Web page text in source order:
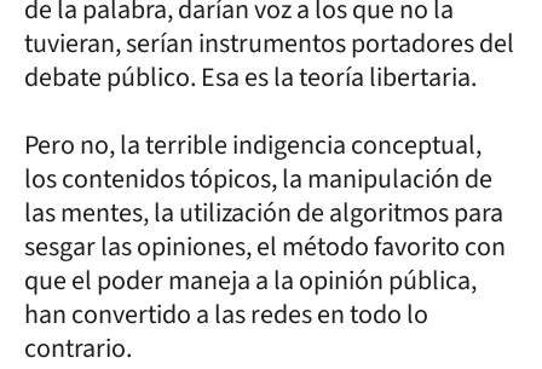
de la palabra, darían voz a los que no la
tuvieran, serían instrumentos portadores del
debate público. Esa es la teoría libertaria.
Pero no, la terrible indigencia conceptual,
los contenidos tópicos, la manipulación de
las mentes, la utilización de algoritmos para
sesgar las opiniones, el método favorito con
que el poder maneja a la opinión pública,
han convertido a las redes en todo lo
contrario.